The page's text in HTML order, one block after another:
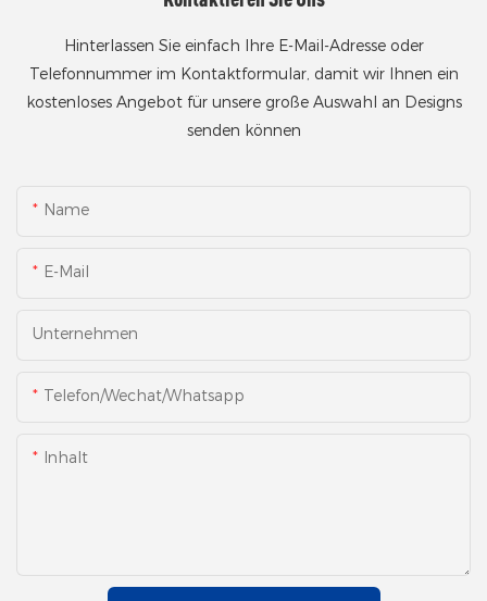
Hinterlassen Sie einfach Ihre E-Mail-Adresse oder
Telefonnummer im Kontaktformular, damit wir Ihnen ein
kostenloses Angebot für unsere große Auswahl an Designs
senden können
Name
E-Mail
Unternehmen
Telefon/Wechat/Whatsapp
Inhalt